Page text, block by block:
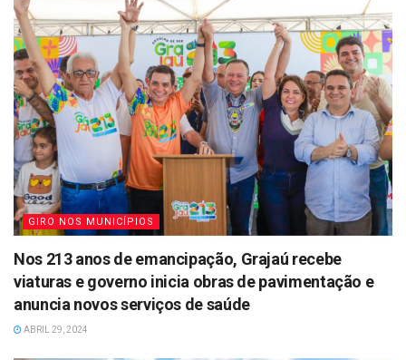
GIRO NOS MUNICÍPIOS
Nos 213 anos de emancipação, Grajaú recebe
viaturas e governo inicia obras de pavimentação e
anuncia novos serviços de saúde
ABRIL 29, 2024